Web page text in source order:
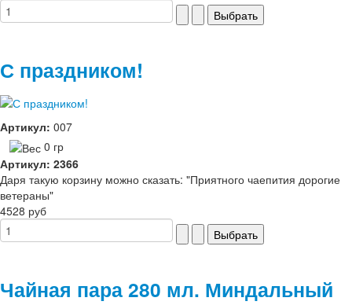
С праздником!
Артикул: 007
0 гр
Артикул: 2366
Даря такую корзину можно сказать: "Приятного чаепития дорогие
ветераны"
4528 руб
Чайная пара 280 мл. Миндальный